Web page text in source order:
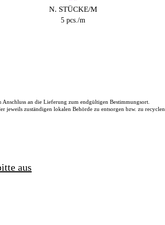
N. STÜCKE/M
5 pcs./m
an die Lieferung zum endgültigen Bestimmungsort.
jeweils zuständigen lokalen Behörde zu entsorgen bzw. zu recyclen.
aus